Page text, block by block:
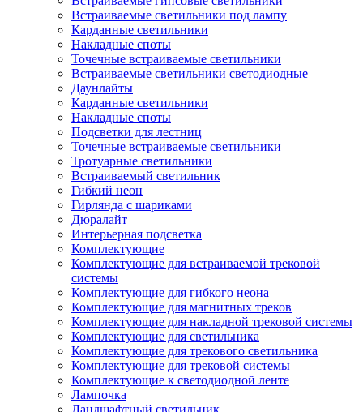
Встраиваемые светильники под лампу
Карданные светильники
Накладные споты
Точечные встраиваемые светильники
Встраиваемые светильники светодиодные
Даунлайты
Карданные светильники
Накладные споты
Подсветки для лестниц
Точечные встраиваемые светильники
Тротуарные светильники
Встраиваемый светильник
Гибкий неон
Гирлянда с шариками
Дюралайт
Интерьерная подсветка
Комплектующие
Комплектующие для встраиваемой трековой
системы
Комплектующие для гибкого неона
Комплектующие для магнитных треков
Комплектующие для накладной трековой системы
Комплектующие для светильника
Комплектующие для трекового светильника
Комплектующие для трековой системы
Комплектующие к светодиодной ленте
Лампочка
Ландшафтный светильник